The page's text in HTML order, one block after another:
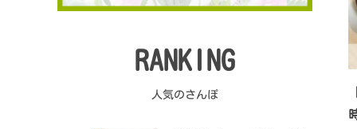
RANKING
人気のさんぽ